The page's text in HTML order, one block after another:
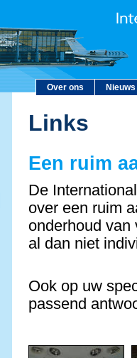
Over ons Nieuws
Links
Een ruim
De
over een ruim
onderhoud van
al dan niet
Ook op uw
passend